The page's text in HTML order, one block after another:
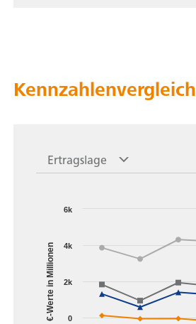
Kennzahlenvergleich
Ertragslage
€-Werte in Millionen 0
2k
4k
6k